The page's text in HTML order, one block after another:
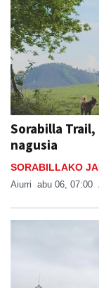
Sorabilla
nagusia
SORABILLAKO
Aiurri abu 06, 07:00